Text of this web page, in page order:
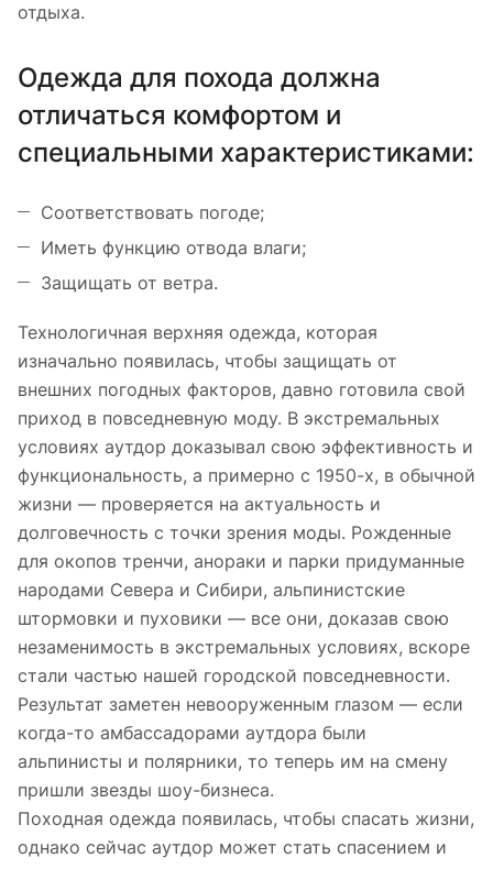
отдыха.
Одежда для похода должна
отличаться комфортом и
специальными характеристиками:
Соответствовать погоде;
Иметь функцию отвода влаги;
Защищать от ветра.
Технологичная верхняя одежда, которая
изначально появилась, чтобы защищать от
внешних погодных факторов, давно готовила свой
приход в повседневную моду. В экстремальных
условиях аутдор доказывал свою эффективность и
функциональность, а примерно с 1950-х, в обычной
жизни — проверяется на актуальность и
долговечность с точки зрения моды. Рожденные
для окопов тренчи, анораки и парки придуманные
народами Севера и Сибири, альпинистские
штормовки и пуховики — все они, доказав свою
незаменимость в экстремальных условиях, вскоре
стали частью нашей городской повседневности.
Результат заметен невооруженным глазом — если
когда-то амбассадорами аутдора были
альпинисты и полярники, то теперь им на смену
пришли звезды шоу-бизнеса.
Походная одежда появилась, чтобы спасать жизни,
однако сейчас аутдор может стать спасением и